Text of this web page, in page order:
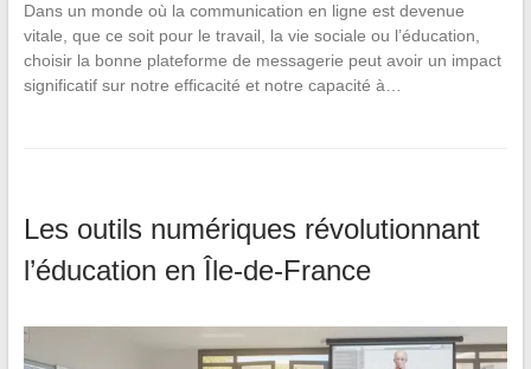
Dans un monde où la communication en ligne est devenue
vitale, que ce soit pour le travail, la vie sociale ou l’éducation,
choisir la bonne plateforme de messagerie peut avoir un impact
significatif sur notre efficacité et notre capacité à…
Les outils numériques révolutionnant
l’éducation en Île-de-France